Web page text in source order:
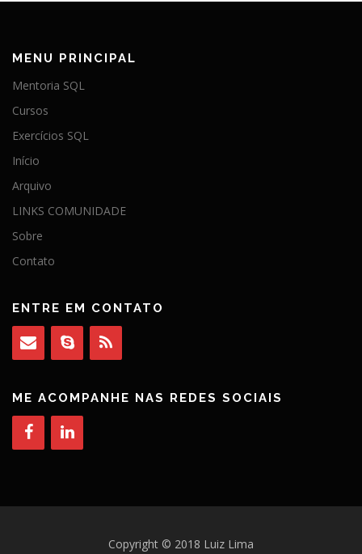
MENU PRINCIPAL
Mentoria SQL
Cursos
Exercícios SQL
Início
Arquivo
LINKS COMUNIDADE
Sobre
Contato
ENTRE EM CONTATO
ME ACOMPANHE NAS REDES SOCIAIS
Copyright © 2018 Luiz Lima